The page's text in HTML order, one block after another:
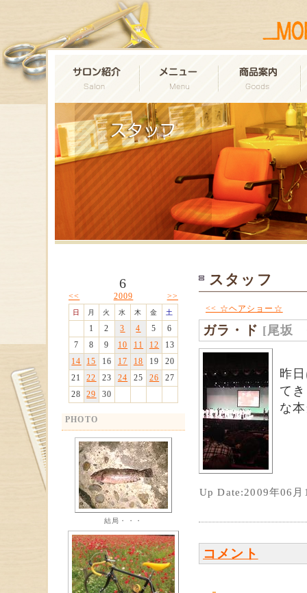
6
<< 2009 >>
日 月 火 水 木 金 土
1 2 3 4 5
6
7
8 9 10 11 12
13
14
15 16 17 18 19
20
21
22 23 24 25 26
27
28
29 30
PHOTO
結局・・・
スタッフ
<< ☆ヘアショー☆
ガラ・ド [尾坂
昨
て
な
Up Date:2009年06
コメント